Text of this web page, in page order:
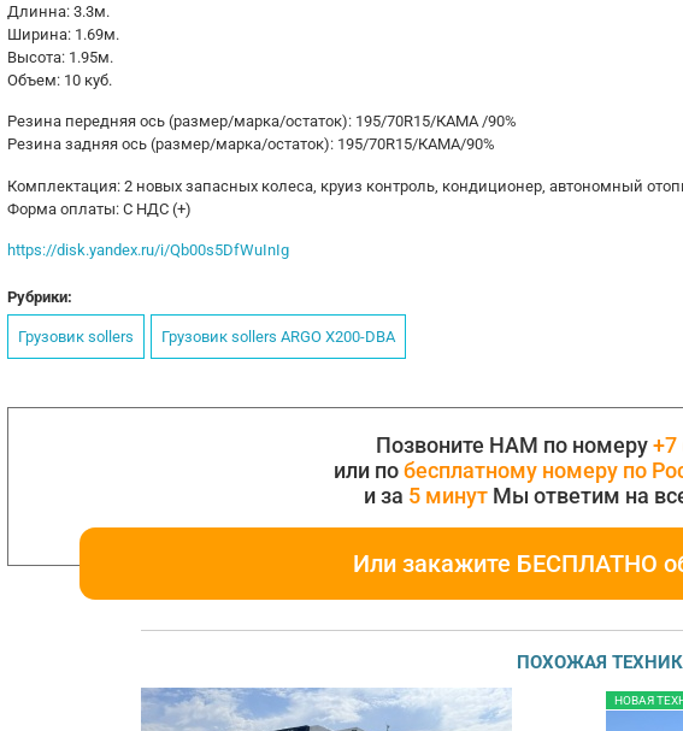
Длинна: 3.3м.
Ширина: 1.69м.
Высота: 1.95м.
Объем: 10 куб.
Резина передняя ось (размер/марка/остаток): 195/70R15/КАМА /90%
Резина задняя ось (размер/марка/остаток): 195/70R15/КАМА/90%
Комплектация: 2 новых запасных колеса, круиз контроль, кондиционер, автономный
Форма оплаты: С НДС (+)
https://disk.yandex.ru/i/Qb00s5DfWuInIg
Рубрики:
Грузовик sollers Грузовик sollers ARGO X200-DBA
Позвоните НАМ по номеру+7
или побесплатному номеру по
и за 5 минут Мы ответим на
Или закажите БЕСПЛАТНО
ПОХОЖАЯ
НОВАЯ